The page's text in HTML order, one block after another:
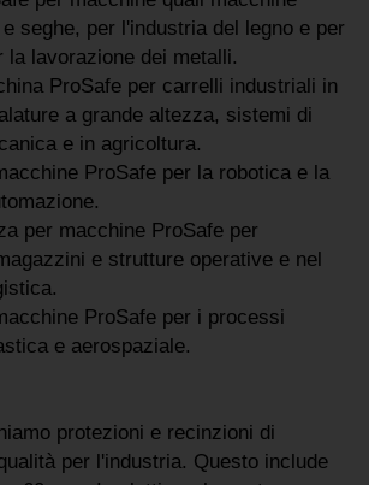
seghe, per l'industria del legno e per
la lavorazione dei metalli.
ProSafe per carrelli industriali in
a grande altezza, sistemi di
e in agricoltura.
ProSafe per la robotica e la
per macchine ProSafe per
e strutture operative e nel
ProSafe per i processi
e aerospaziale.
protezioni e recinzioni di
per l'industria. Questo include